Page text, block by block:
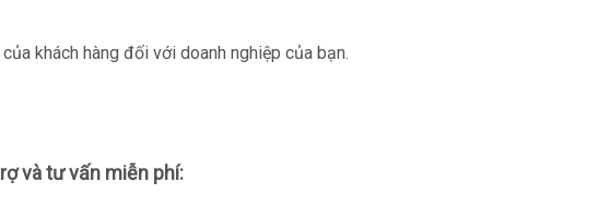
khách hàng đối với doanh nghiệp của bạn.
và tư vấn miễn phí: